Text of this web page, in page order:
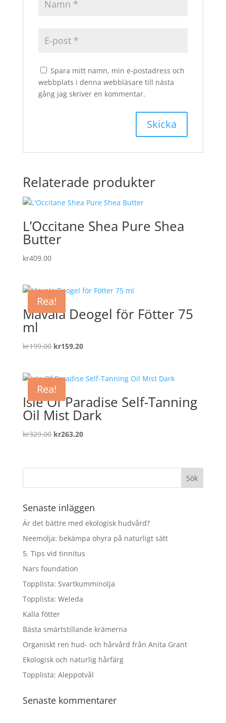
Spara mitt namn, min e-postadress och
webbplats i denna webbläsare till nästa
gång jag skriver en kommentar.
Relaterade produkter
L’Occitane Shea Pure Shea
Butter
kr409.00
Rea!
Mavala Deogel för Fötter 75
ml
kr199.00 Det
var:
kr199.00.
kr159.20Det
är:
Rea!
Isle Of Paradise Self-Tanning
Oil Mist Dark
kr329.00 Det
var:
kr263.20Det
är:
Senaste inläggen
Är det bättre med ekologisk hudvård?
Neemolja: bekämpa ohyra på naturligt sätt
5. Tips vid tinnitus
Nars foundation
Topplista: Svartkumminolja
Topplista: Weleda
Kalla fötter
Bästa smärtstillande krämerna
Organiskt ren hud- och hårvård från Anita Grant
Ekologisk och naturlig hårfärg
Topplista: Aleppotvål
Senaste kommentarer